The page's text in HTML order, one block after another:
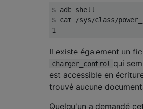
$ adb shell
$ cat /sys/class/
Il existe également un
charger_control qui
est accessible en
trouvé aucune
Quelqu'un a demandé